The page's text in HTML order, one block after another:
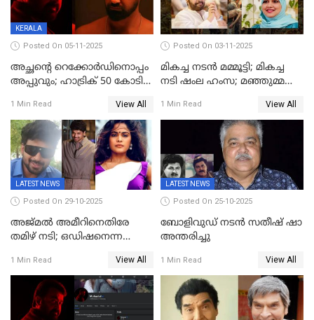
KERALA
Posted On 05-11-2025
അച്ഛന്റെ റെക്കോർഡിനൊപ്പം
അപ്പുവും; ഹാട്രിക് 50 കോടി
മോഹൻലാൽ, 'ഡീയസ്
ഈറേ' കുതിപ്പ്
1 Min Read View All
Posted On 03-11-2025
മികച്ച നടൻ മമ്മൂട്ടി; മികച്ച
നടി ഷംല ഹംസ; മഞ്ഞുമ്മൽ
1 Min Read View All
LATEST NEWS
Posted On 29-10-2025
അജ്മല്‍ അമീറിനെതിരേ
തമിഴ് നടി; ഒഡിഷനെന്ന
വിളിച്ചു, മോശം പെരുമാറ്റം
1 Min Read View All
LATEST NEWS
Posted On 25-10-2025
ബോളിവുഡ് നടൻ സതീഷ് ഷാ
അന്തരിച്ചു
1 Min Read View All